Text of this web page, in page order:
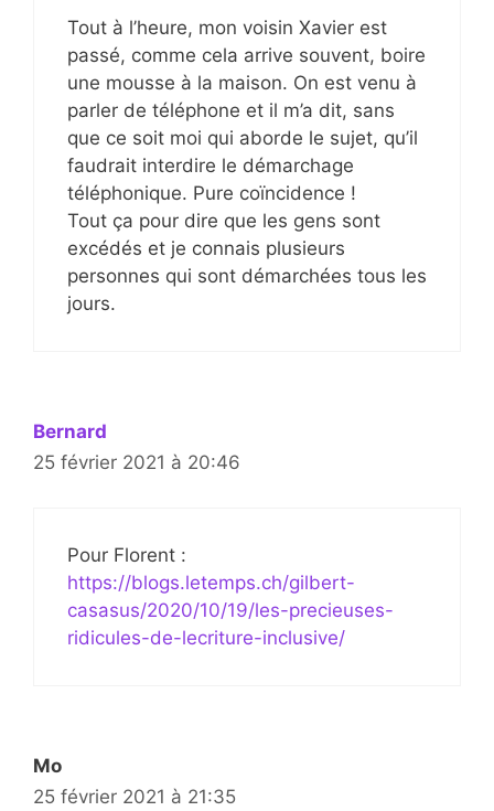
Tout à l’heure, mon voisin Xavier est
passé, comme cela arrive souvent, boire
une mousse à la maison. On est venu à
parler de téléphone et il m’a dit, sans
que ce soit moi qui aborde le sujet, qu’il
faudrait interdire le démarchage
téléphonique. Pure coïncidence !
Tout ça pour dire que les gens sont
excédés et je connais plusieurs
personnes qui sont démarchées tous les
jours.
Bernard
25 février 2021 à 20:46
Pour Florent :
https://blogs.letemps.ch/gilbert-
casasus/2020/10/19/les-precieuses-
ridicules-de-lecriture-inclusive/
Mo
25 février 2021 à 21:35